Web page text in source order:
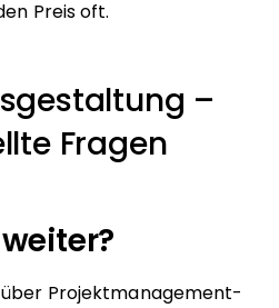
Preis oft.
–
Fragen
über Projektmanagement-